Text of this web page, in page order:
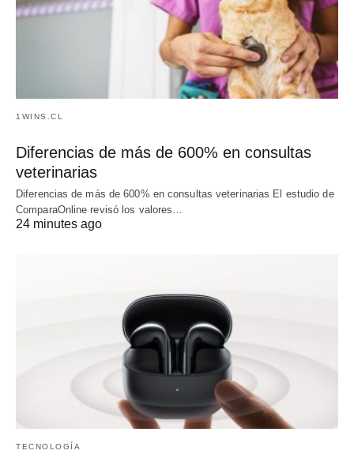
1WINS.CL
Diferencias de más de 600% en consultas
veterinarias
Diferencias de más de 600% en consultas veterinarias El estudio de
ComparaOnline revisó los valores…
24 minutes ago
TECNOLOGÍA